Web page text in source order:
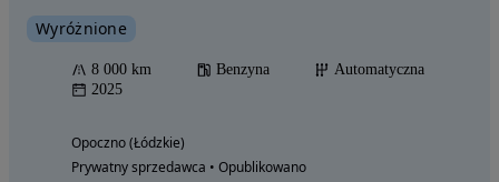
Wyróżnione
8 000 km Benzyna
Automatyczna
2025
Opoczno (Łódzkie)
Prywatny sprzedawca • Opublikowano